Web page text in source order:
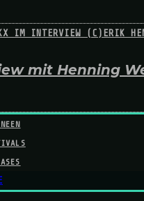
mit Henning